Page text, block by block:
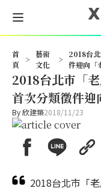
首
頁
>
藝術
文化
>
2018台
件迎向「
2018台北市「
首次分類徵件迎
By欣建築2018/11/23
2018台北市「